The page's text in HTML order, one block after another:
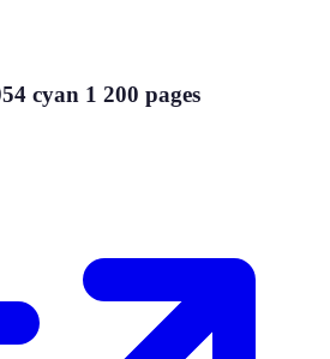
cyan 1 200 pages